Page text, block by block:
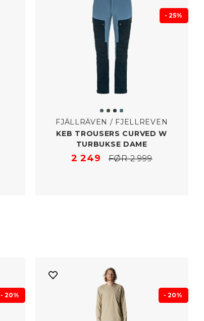
- 25%
FJÄLLRÄVEN / FJELLREVEN
KEB TROUSERS CURVED W
TURBUKSE DAME
2 249 FØR 2 999
- 20% - 20%